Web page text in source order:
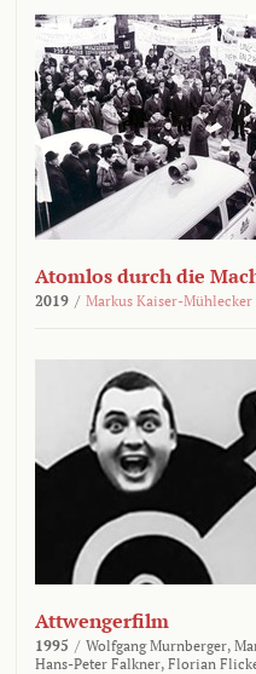
Atomlos durch die
2019 / Markus Kaiser-Mühlecker
Attwengerfilm
1995 / Wolfgang Murnberger,
Hans-Peter Falkner, Florian